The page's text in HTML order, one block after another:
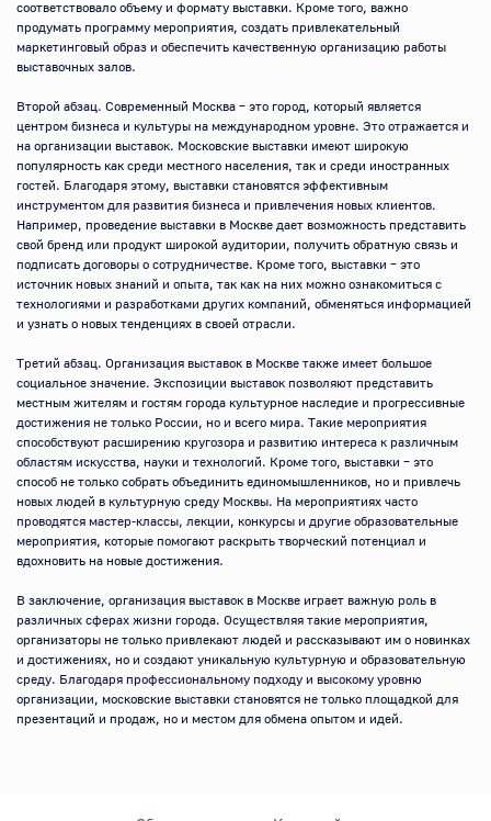
соответствовало объему и формату выставки. Кроме того, важно
продумать программу мероприятия, создать привлекательный
маркетинговый образ и обеспечить качественную организацию работы
выставочных залов.
Второй абзац. Современный Москва – это город, который является
центром бизнеса и культуры на международном уровне. Это отражается и
на организации выставок. Московские выставки имеют широкую
популярность как среди местного населения, так и среди иностранных
гостей. Благодаря этому, выставки становятся эффективным
инструментом для развития бизнеса и привлечения новых клиентов.
Например, проведение выставки в Москве дает возможность представить
свой бренд или продукт широкой аудитории, получить обратную связь и
подписать договоры о сотрудничестве. Кроме того, выставки – это
источник новых знаний и опыта, так как на них можно ознакомиться с
технологиями и разработками других компаний, обменяться информацией
и узнать о новых тенденциях в своей отрасли.
Третий абзац. Организация выставок в Москве также имеет большое
социальное значение. Экспозиции выставок позволяют представить
местным жителям и гостям города культурное наследие и прогрессивные
достижения не только России, но и всего мира. Такие мероприятия
способствуют расширению кругозора и развитию интереса к различным
областям искусства, науки и технологий. Кроме того, выставки – это
способ не только собрать объединить единомышленников, но и привлечь
новых людей в культурную среду Москвы. На мероприятиях часто
проводятся мастер-классы, лекции, конкурсы и другие образовательные
мероприятия, которые помогают раскрыть творческий потенциал и
вдохновить на новые достижения.
В заключение, организация выставок в Москве играет важную роль в
различных сферах жизни города. Осуществляя такие мероприятия,
организаторы не только привлекают людей и рассказывают им о новинках
и достижениях, но и создают уникальную культурную и образовательную
среду. Благодаря профессиональному подходу и высокому уровню
организации, московские выставки становятся не только площадкой для
презентаций и продаж, но и местом для обмена опытом и идей.